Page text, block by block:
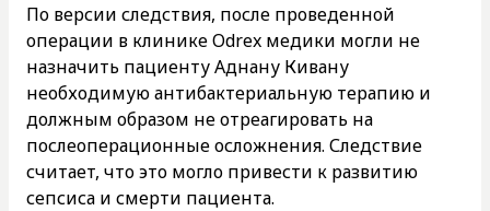
По версии следствия, после проведенной
операции в клинике Odrex медики могли не
назначить пациенту Аднану Кивану
необходимую антибактериальную терапию и
должным образом не отреагировать на
послеоперационные осложнения. Следствие
считает, что это могло привести к развитию
сепсиса и смерти пациента.